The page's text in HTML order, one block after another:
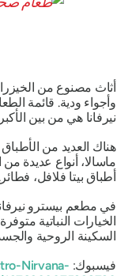
أثاث مصنوع من
وأجواء ودية. قائمة
نيرفانا هي من بين
هناك العديد من الأطباق
ماسالا، أنواع عديدة من
أطباق بيتا فلافل، فطائر.
في مطعم بيسترو
الخيارات النباتية
السكينة الروحية
فيسبوك:Nirvana-